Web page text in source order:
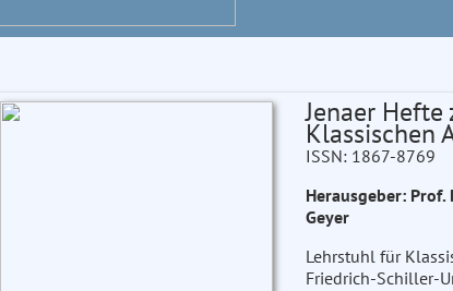
Jenaer Hefte
Klassischen
ISSN: 1867-8769
Herausgeber: Prof.
Geyer
Lehrstuhl für
Friedrich-Schiller-